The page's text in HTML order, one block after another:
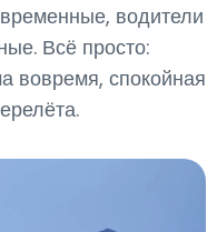
водители
Всё просто:
вовремя, спокойная